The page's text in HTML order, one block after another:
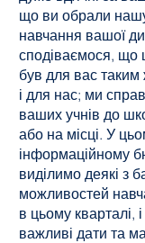
що ви обрали
навчання вашої
сподіваємося, що
був для вас
і для нас; ми
ваших учнів до
або на місці. У
інформаційному
виділимо деякі з
можливостей
в цьому кварталі,
важливі дати та